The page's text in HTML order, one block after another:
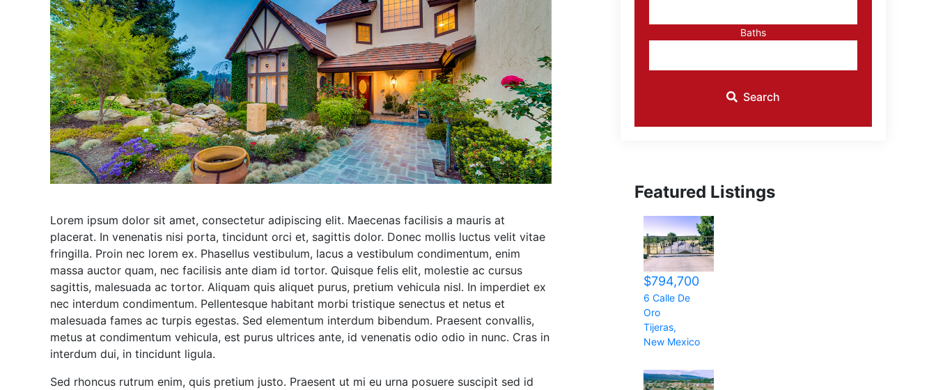
Lorem ipsum dolor sit amet, consectetur adipiscing elit. Maecenas facilisis a mauris at
placerat. In venenatis nisi porta, tincidunt orci et, sagittis dolor. Donec mollis luctus velit vitae
fringilla. Proin nec lorem ex. Phasellus vestibulum, lacus a vestibulum condimentum, enim
massa auctor quam, nec facilisis ante diam id tortor. Quisque felis elit, molestie ac cursus
sagittis, malesuada ac tortor. Aliquam quis aliquet purus, pretium vehicula nisl. In imperdiet ex
nec interdum condimentum. Pellentesque habitant morbi tristique senectus et netus et
malesuada fames ac turpis egestas. Sed elementum interdum bibendum. Praesent convallis,
metus at condimentum vehicula, est purus ultrices ante, id venenatis odio odio in nunc. Cras in
interdum dui, in tincidunt ligula.
Sed rhoncus rutrum enim, quis pretium justo. Praesent ut mi eu urna posuere suscipit sed id
Baths
Search
Featured Listings
$794,700
6 Calle De
Oro
Tijeras,
New Mexico